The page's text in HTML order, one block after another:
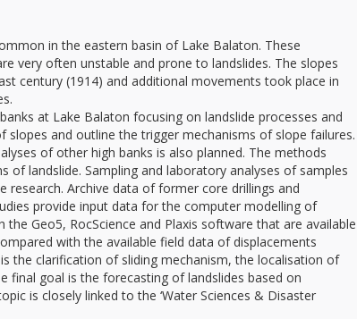
in the eastern basin of Lake Balaton. These
very often unstable and prone to landslides. The slopes
century (1914) and additional movements took place in
at Lake Balaton focusing on landslide processes and
and outline the trigger mechanisms of slope failures.
of other high banks is also planned. The methods
landslide. Sampling and laboratory analyses of samples
Archive data of former core drillings and
provide input data for the computer modelling of
Geo5, RocScience and Plaxis software that are available
with the available field data of displacements
the clarification of sliding mechanism, the localisation of
final goal is the forecasting of landslides based on
is closely linked to the ‘Water Sciences & Disaster